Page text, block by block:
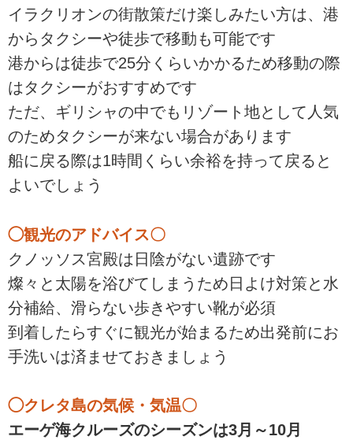
イラクリオンの街散策だけ楽しみたい方は、港
からタクシーや徒歩で移動も可能です
港からは徒歩で25分くらいかかるため移動の際
はタクシーがおすすめです
ただ、ギリシャの中でもリゾート地として人気
のためタクシーが来ない場合があります
船に戻る際は1時間くらい余裕を持って戻ると
よいでしょう
◯観光のアドバイス〇
クノッソス宮殿は日陰がない遺跡です
燦々と太陽を浴びてしまうため日よけ対策と水
分補給、滑らない歩きやすい靴が必須
到着したらすぐに観光が始まるため出発前にお
手洗いは済ませておきましょう
◯クレタ島の気候・気温〇
エーゲ海クルーズのシーズンは3月～10月